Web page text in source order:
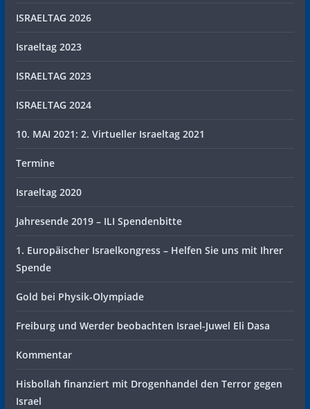
ISRAELTAG 2026
Israeltag 2023
ISRAELTAG 2023
ISRAELTAG 2024
10. MAI 2021: 2. Virtueller Israeltag 2021
Termine
Israeltag 2020
Jahresende 2019 – ILI Spendenbitte
1. Europäischer Israelkongress – Helfen Sie uns mit Ihrer
Spende
Gold bei Physik-Olympiade
Freiburg und Werder beobachten Israel-Juwel Eli Dasa
Kommentar
Hisbollah finanziert mit Drogenhandel den Terror gegen
Israel